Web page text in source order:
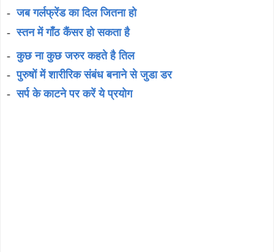
-जब गर्लफ्रेंड का दिल जितना हो
-स्तन में गाँठ कैंसर हो सकता है
-कुछ ना कुछ जरुर कहते है तिल
-पुरुषों में शारीरिक संबंध बनाने से जुडा डर
-सर्प के काटने पर करें ये प्रयोग